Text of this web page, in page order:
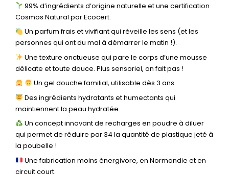
99% d’ingrédients d’origine naturelle et une certification
Cosmos Natural par Ecocert.
Un parfum frais et vivifiant qui réveille les sens (et les
personnes qui ont du mal à démarrer le matin !).
Une texture onctueuse qui pare le corps d’une mousse
délicate et toute douce. Plus sensoriel, on fait pas !
Un gel douche familial, utilisable dès 3 ans.
Des ingrédients hydratants et humectants qui
maintiennent la peau hydratée.
Un concept innovant de recharges en poudre à diluer
qui permet de réduire par 34 la quantité de plastique jeté à
la poubelle !
Une fabrication moins énergivore, en Normandie et en
circuit court.